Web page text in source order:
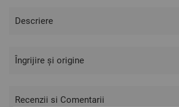
Descriere
Îngrijire și origine
Recenzii si Comentarii